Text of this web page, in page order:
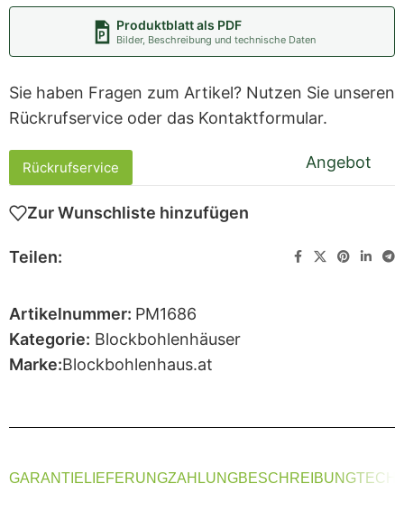
Produktblatt als PDF
Bilder, Beschreibung und technische Daten
Sie haben Fragen zum Artikel? Nutzen Sie unseren
Rückrufservice oder das Kontaktformular.
Rückrufservice Angebot
Zur Wunschliste hinzufügen
Teilen:
Artikelnummer: PM1686
Kategorie: Blockbohlenhäuser
Marke:Blockbohlenhaus.at
GARANTIELIEFERUNGZAHLUNGBESCHREIBUNG